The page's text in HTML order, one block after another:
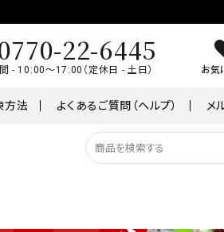
22-6445
- 10:00～17:00（定休日 - 土日） お気
方法 よくあるご質問（ヘルプ） メ